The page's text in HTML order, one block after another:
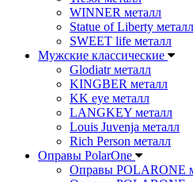
WINNER металл
Statue of Liberty металл
SWEET life металл
Мужские классические
Glodiatr металл
KINGBER металл
KK eye металл
LANGKEY металл
Louis Juvenja металл
Rich Person металл
Оправы PolarOne
Оправы POLARONE